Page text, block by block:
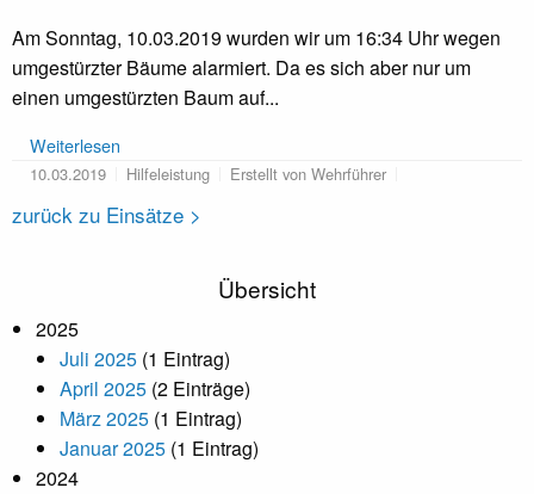
Übersicht
2025
Juli 2025 (1 Eintrag)
April 2025 (2 Einträge)
März 2025 (1 Eintrag)
Januar 2025 (1 Eintrag)
2024
Am Sonntag, 10.03.2019 wurden wir um 16:34 Uhr wegen
umgestürzter Bäume alarmiert. Da es sich aber nur um
einen umgestürzten Baum auf...
Weiterlesen
10.03.2019 Hilfeleistung Erstellt von Wehrführer
zurück zu Einsätze >